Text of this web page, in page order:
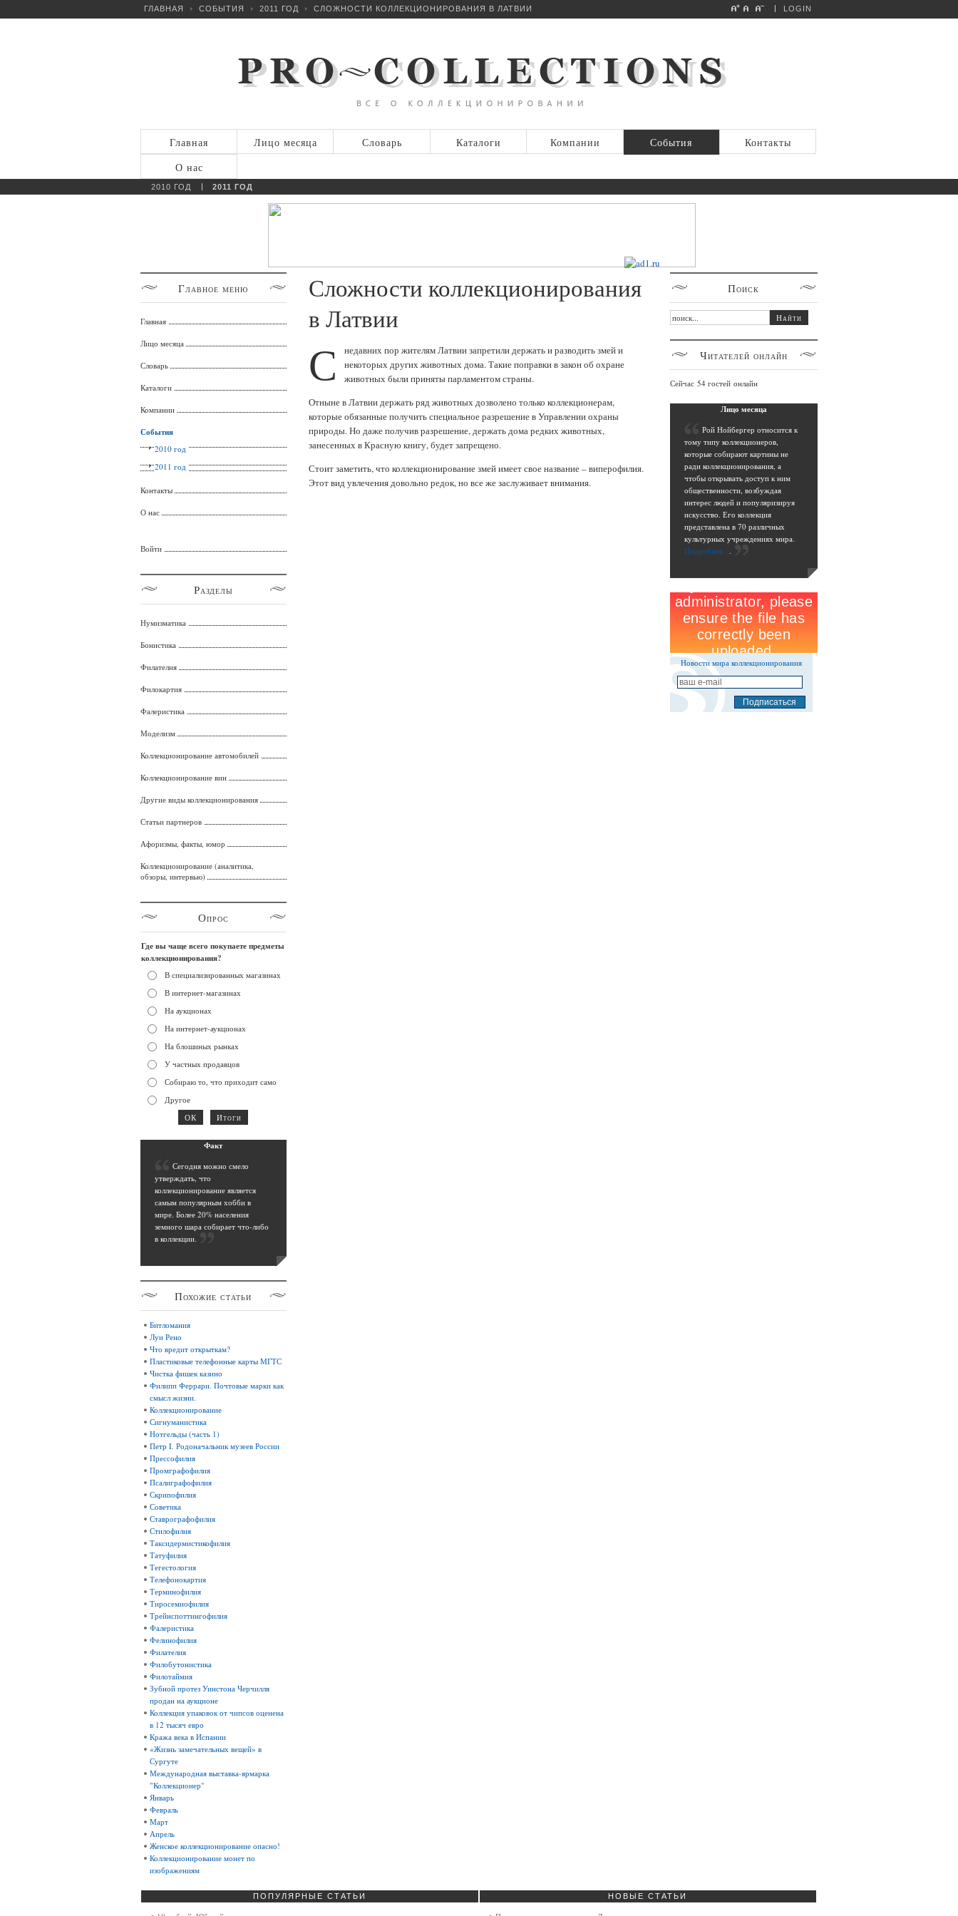
ГЛАВНАЯ СОБЫТИЯ 2011 ГОД СЛОЖНОСТИ КОЛЛЕКЦИОНИРОВАНИЯ В ЛАТВИИ LOGIN
Главная Лицо месяца Словарь Каталоги Компании События
Контакты
О нас
2010 ГОД 2011 ГОД
Сложности коллекционирования
в Латвии
С
недавних пор жителям Латвии запретили держать и разводить змей и
некоторых других животных дома. Такие поправки в закон об охране
животных были приняты парламентом страны.
Отныне в Латвии держать ряд животных дозволено только коллекционерам,
которые обязанные получить специальное разрешение в Управлении охраны
природы. Но даже получив разрешение, держать дома редких животных,
занесенных в Красную книгу, будет запрещено.
Стоит заметить, что коллекционирование змей имеет свое название – виперофилия.
Этот вид увлечения довольно редок, но все же заслуживает внимания.
Главное меню
Главная
Лицо месяца
Словарь
Каталоги
Компании
События
2010 год
2011 год
Контакты
О нас
Войти
Разделы
Нумизматика
Бонистика
Филателия
Филокартия
Фалеристика
Моделизм
Коллекционирование автомобилей
Коллекционирование вин
Другие виды коллекционирования
Статьи партнеров
Афоризмы, факты, юмор
Коллекционирование (аналитика,
обзоры, интервью)
Опрос
Где вы чаще всего покупаете предметы
коллекционирования?
В специализированных магазинах
В интернет-магазинах
На аукционах
На интернет-аукционах
На блошиных рынках
У частных продавцов
Собираю то, что приходит само
Другое
Факт
Сегодня можно смело
утверждать, что
коллекционирование является
самым популярным хобби в
мире. Более 20% населения
земного шара собирает что-либо
в коллекции.
Похожие статьи
Битломания
Луи Рено
Что вредит открыткам?
Пластиковые телефонные карты МГТС
Чистка фишек казино
Филипп Феррари. Почтовые марки как
смысл жизни.
Коллекционирование
Сигнуманистика
Нотгельды (часть 1)
Петр I. Родоначальник музеев России
Прессофилия
Промграфофилия
Псалиграфофилия
Скрипофилия
Советика
Ставрографофилия
Стилофилия
Таксидермистикофилия
Татуфилия
Тегестология
Телефонокартия
Терминофилия
Тиросемиофилия
Трейнспоттингофилия
Фалеристика
Фелинофилия
Филателия
Филобутонистика
Филотаймия
Зубной протез Уинстона Черчилля
продан на аукционе
Коллекция упаковок от чипсов оценена
в 12 тысяч евро
Кража века в Испании
«Жизнь замечательных вещей» в
Сургуте
Международная выставка-ярмарка
"Коллекционер"
Январь
Февраль
Март
Апрель
Женское коллекционирование опасно!
Коллекционирование монет по
изображениям
Поиск
Читателей онлайн
Сейчас 54 гостей онлайн
Лицо месяца
Рой Нойбергер относится к
тому типу коллекционеров,
которые собирают картины не
ради коллекционирования, а
чтобы открывать доступ к ним
общественности, возбуждая
интерес людей и популяризируя
искусство. Его коллекция
представлена в 70 различных
культурных учреждениях мира.
Подробнее....
Новости мира коллекционирования
ПОПУЛЯРНЫЕ СТАТЬИ НОВЫЕ СТАТЬИ